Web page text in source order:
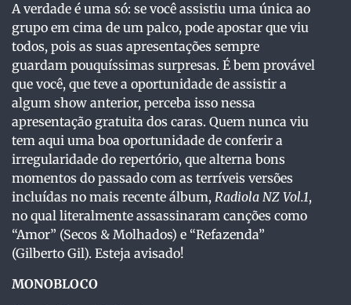
A verdade é uma só: se você assistiu uma única ao
grupo em cima de um palco, pode apostar que viu
todos, pois as suas apresentações sempre
guardam pouquíssimas surpresas. É bem provável
que você, que teve a oportunidade de assistir a
algum show anterior, perceba isso nessa
apresentação gratuita dos caras. Quem nunca viu
tem aqui uma boa oportunidade de conferir a
irregularidade do repertório, que alterna bons
momentos do passado com as terríveis versões
incluídas no mais recente álbum, Radiola NZ Vol.1,
no qual literalmente assassinaram canções como
“Amor” (Secos & Molhados) e “Refazenda”
(Gilberto Gil). Esteja avisado!
MONOBLOCO